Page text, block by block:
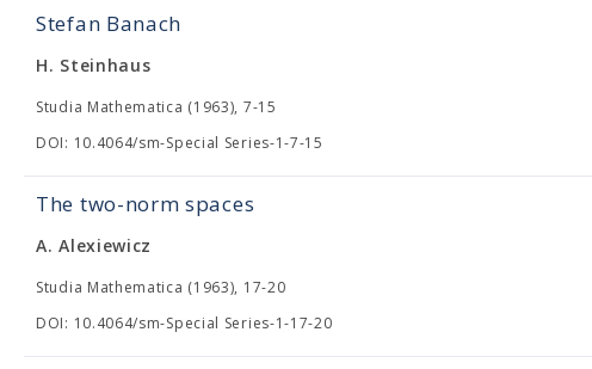
Stefan Banach
H. Steinhaus
Studia Mathematica (1963), 7-15
DOI: 10.4064/sm-Special Series-1-7-15
The two-norm spaces
A. Alexiewicz
Studia Mathematica (1963), 17-20
DOI: 10.4064/sm-Special Series-1-17-20